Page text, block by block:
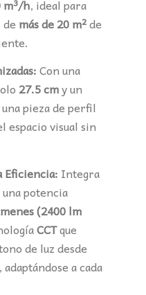
m³/h, ideal para
más de 20 m²de
Con una
27.5 cmy un
una pieza de perfil
espacio visual sin
Eficiencia: Integra
potencia
(2400 lm
CCTque
de luz desde
, adaptándose a cada